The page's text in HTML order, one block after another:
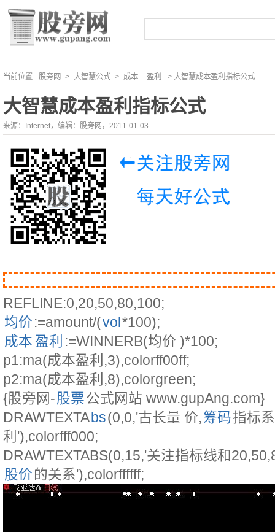
当前位置: 股旁网 > 大智慧公式 > 成本 盈利 > 大智慧成本盈利指标公式
大智慧成本盈利指标公式
来源：Internet，编辑：股旁网，2011-01-03
REFLINE:0,20,50,80,100;
均价:=amount/(vol*100);
成本 盈利 :=WINNERB(均价 )*100;
p1:ma(成本盈利,3),colorff00ff;
p2:ma(成本盈利,8),colorgreen;
{股旁网-股票公式网站 www.gupAng.com}
DRAWTEXTAbs(0,0,'古长量 价,筹码指标
利'),colorfff000;
DRAWTEXTABS(0,15,'关注指标线和
股价的关系'),colorffffff;